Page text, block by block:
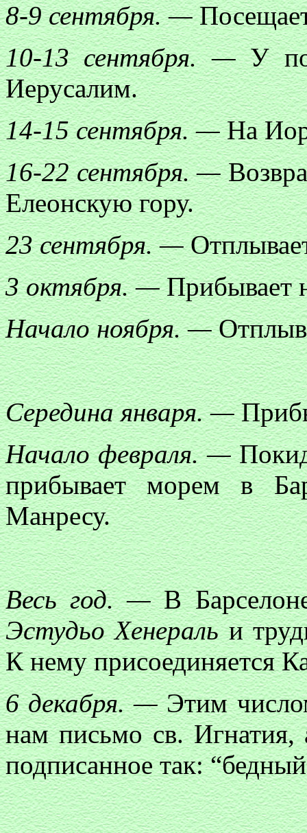
8-9 сентября. —
10-13 сентября. —У
Иерусалим.
14-15 сентября. —На
16-22 сентября. —
Елеонскую гору.
23 сентября. —
3 октября. —Прибывает
Начало ноября. —
Середина января. —
Начало февраля. —
прибывает морем в
Манресу.
Весь год. —В
Эстудьо Хенеральи
К нему присоединяется
6 декабря. —Этим
нам письмо св. Игнатия,
подписанное так: